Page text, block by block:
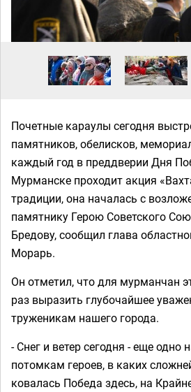
Почетные караулы сегодня
памятников, обелисков,
каждый год в преддверии Дня
Мурманске проходит акция
традиции, она началась с
памятнику Герою Советского
Бредову, сообщил глава
Морарь.
Он отметил, что для мурманчан
раз выразить глубочайшее
труженикам нашего города.
- Снег и ветер сегодня - еще одно
потомкам героев, в каких
ковалась Победа здесь, на